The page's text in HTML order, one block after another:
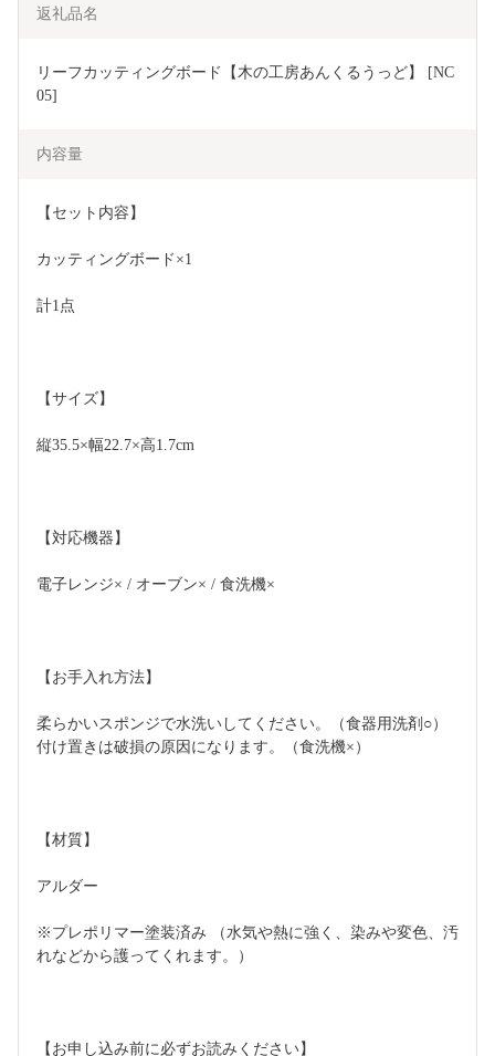
返礼品名
リーフカッティングボード【木の工房あんくるうっど】 [NC
05]
内容量
【セット内容】
カッティングボード×1
計1点
【サイズ】
縦35.5×幅22.7×高1.7cm
【対応機器】
電子レンジ× / オーブン× / 食洗機×
【お手入れ方法】
柔らかいスポンジで水洗いしてください。（食器用洗剤○）
付け置きは破損の原因になります。（食洗機×）
【材質】
アルダー
※プレポリマー塗装済み （水気や熱に強く、染みや変色、汚
れなどから護ってくれます。）
【お申し込み前に必ずお読みください】